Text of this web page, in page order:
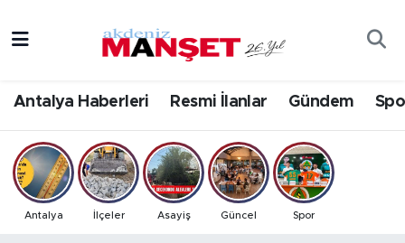
Antalya Haberleri Resmi İlanlar Gündem
Antalya İlçeler Asayiş Güncel Spor
Bilim & Teknoloji
Eğitim
Ekonomi
Antalya Hava Durumu
Antalya Namaz Vakitleri
Antalya Trafik Yoğunluk Haritası